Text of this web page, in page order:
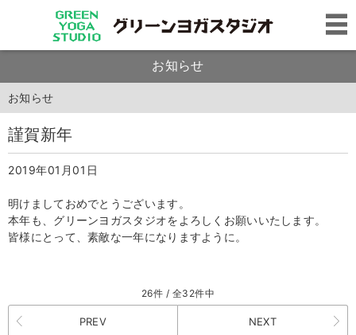
お知らせ
お知らせ
謹賀新年
2019年01月01日
明けましておめでとうございます。
本年も、グリーンヨガスタジオをよろしくお願いいたします。
皆様にとって、素敵な一年になりますように。
26件 / 全32件中
PREV NEXT